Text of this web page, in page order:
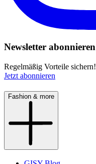
Newsletter abonnieren
Regelmäßig Vorteile sichern!
Jetzt abonnieren
Fashion & more